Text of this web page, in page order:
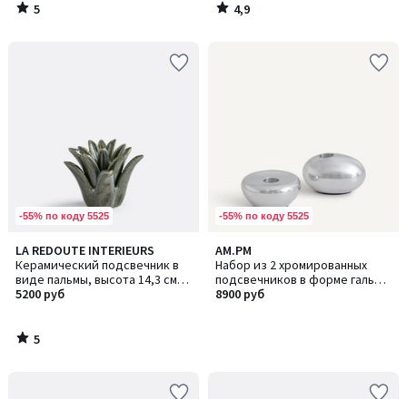
5
/
4,9
/
-55% по коду 5525
LA REDOUTE INTERIEURS
Керамический подсвечник в
виде пальмы, высота 14,3 см,
TROPIA / ТРОПИА
5200 руб
5
/
5
5
/
-55% по коду 5525
AM.PM
Набор из 2 хромированных
подсвечников в форме гальки,
AUDRY / ОДРИ
8900 руб